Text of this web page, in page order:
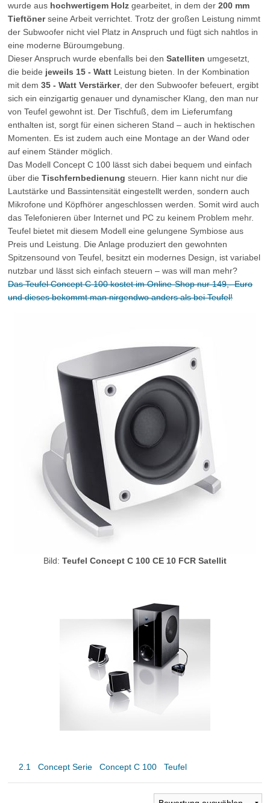
wurde aus hochwertigem Holz gearbeitet, in dem der200 mm
Tieftönerseine Arbeit verrichtet. Trotz der großen Leistung nimmt
der Subwoofer nicht viel Platz in Anspruch und fügt sich nahtlos in
eine moderne Büroumgebung.
Dieser Anspruch wurde ebenfalls bei denSatelliten umgesetzt,
die beide jeweils 15 - Watt Leistung bieten. In der Kombination
mit dem35 - Watt Verstärker, der den Subwoofer befeuert, ergibt
sich ein einzigartig genauer und dynamischer Klang, den man nur
von Teufel gewohnt ist. Der Tischfuß, dem im Lieferumfang
enthalten ist, sorgt für einen sicheren Stand – auch in hektischen
Momenten. Es ist zudem auch eine Montage an der Wand oder
auf einem Ständer möglich.
Das Modell Concept C 100 lässt sich dabei bequem und einfach
über dieTischfernbedienung steuern. Hier kann nicht nur die
Lautstärke und Bassintensität eingestellt werden, sondern auch
Mikrofone und Köpfhörer angeschlossen werden. Somit wird auch
das Telefonieren über Internet und PC zu keinem Problem mehr.
Teufel bietet mit diesem Modell eine gelungene Symbiose aus
Preis und Leistung. Die Anlage produziert den gewohnten
Spitzensound von Teufel, besitzt ein modernes Design, ist variabel
nutzbar und lässt sich einfach steuern – was will man mehr?
Das Teufel Concept C 100 kostet im Online-Shop nur 149,- Euro
und dieses bekommt man nirgendwo anders als bei Teufel!
Bild:Teufel Concept C 100 CE 10 FCR Satellit
2.1 Concept Serie Concept C 100 Teufel